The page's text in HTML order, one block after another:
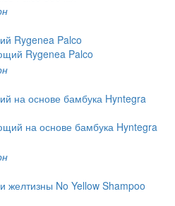
Rygenea Palco
на основе бамбука Hyntegra
желтизны No Yellow Shampoo